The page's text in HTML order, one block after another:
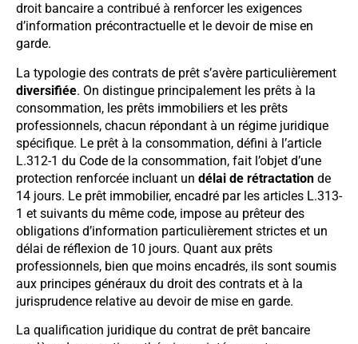
droit bancaire a contribué à renforcer les exigences
d’information précontractuelle et le devoir de mise en
garde.
La typologie des contrats de prêt s’avère particulièrement
diversifiée. On distingue principalement les prêts à la
consommation, les prêts immobiliers et les prêts
professionnels, chacun répondant à un régime juridique
spécifique. Le prêt à la consommation, défini à l’article
L.312-1 du Code de la consommation, fait l’objet d’une
protection renforcée incluant un délai de rétractation de
14 jours. Le prêt immobilier, encadré par les articles L.313-
1 et suivants du même code, impose au prêteur des
obligations d’information particulièrement strictes et un
délai de réflexion de 10 jours. Quant aux prêts
professionnels, bien que moins encadrés, ils sont soumis
aux principes généraux du droit des contrats et à la
jurisprudence relative au devoir de mise en garde.
La qualification juridique du contrat de prêt bancaire